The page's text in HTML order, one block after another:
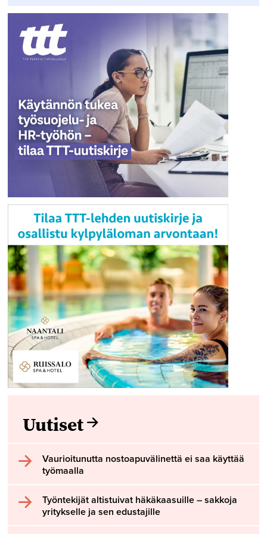
Uutiset
Vaurioitunutta nostoapuvälinettä ei saa käyttää
työmaalla
Työntekijät altistuivat häkäkaasuille – sakkoja
yritykselle ja sen edustajille